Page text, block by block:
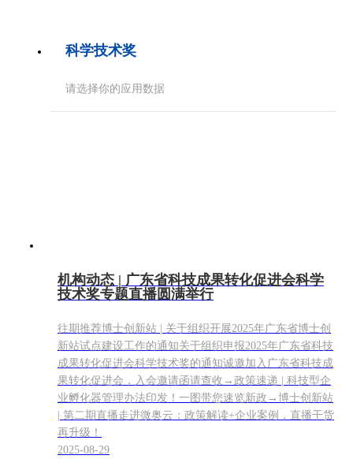
科学技术奖
请选择你的应用数据
机构动态 | 广东省科技成果转化促进会科学
技术奖专题直播圆满举行
往期推荐博士创新站 | 关于组织开展2025年广东省博士创
新站试点建设工作的通知关于组织申报2025年广东省科技
成果转化促进会科学技术奖的通知诚邀加入广东省科技成
果转化促进会，入会邀请函请查收→政策速递 | 科技型企
业孵化器管理办法印发！一图带您速览新政→博士创新站
| 第二期直播走进微奥云：政策解读+企业案例，直播干货
再升级！
2025-08-29